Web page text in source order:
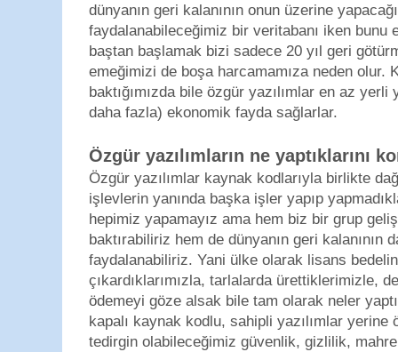
dünyanın geri kalanının onun üzerine
faydalanabileceğimiz bir veritabanı iken
baştan başlamak bizi sadece 20 yıl geri
emeğimizi de boşa harcamamıza neden olur.
baktığımızda bile özgür yazılımlar en az
daha fazla) ekonomik fayda sağlarlar.
Özgür yazılımların ne yaptıklarını
Özgür yazılımlar kaynak kodlarıyla birlikte
işlevlerin yanında başka işler yapıp
hepimiz yapamayız ama hem biz bir grup
baktırabiliriz hem de dünyanın geri kalanının
faydalanabiliriz. Yani ülke olarak lisans
çıkardıklarımızla, tarlalarda ürettiklerimizle,
ödemeyi göze alsak bile tam olarak neler
kapalı kaynak kodlu, sahipli yazılımlar yerine
tedirgin olabileceğimiz güvenlik, gizlilik,